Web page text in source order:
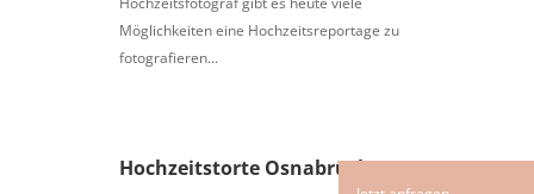
Möglichkeiten eine Hochzeitsreportage zu
fotografieren...
Hochzeitstorte Osnabrück